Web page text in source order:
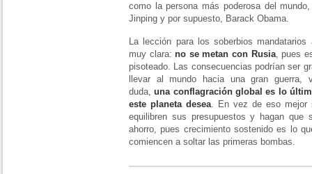
como la persona más poderosa del
Jinping y por supuesto, Barack Obama.
La lección para los soberbios
muy clara:no se metan con Rusia, pues
pisoteado. Las consecuencias podrían ser
llevar al mundo hacia una gran
duda,una conflagración global es lo
este planeta desea. En vez de eso mejor
equilibren sus presupuestos y hagan que
ahorro, pues crecimiento sostenido es lo
comiencen a soltar las primeras bombas.